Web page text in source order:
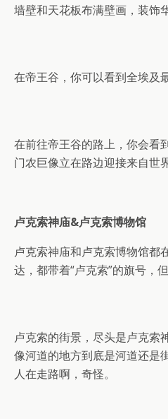
墙壁和天花板布满壁画，装饰
在帝王谷，你可以看到全埃及
在前往帝王谷的路上，你会
门农巨像立在路边迎接来自世
卢克索神庙&卢克索博物馆
卢克索神庙和卢克索博物馆都
达，都带着“卢克索”的旗号，
卢克索的街景，尽头是卢克索
像河道的地方到底是河道还是
人在走路啊，奇怪。